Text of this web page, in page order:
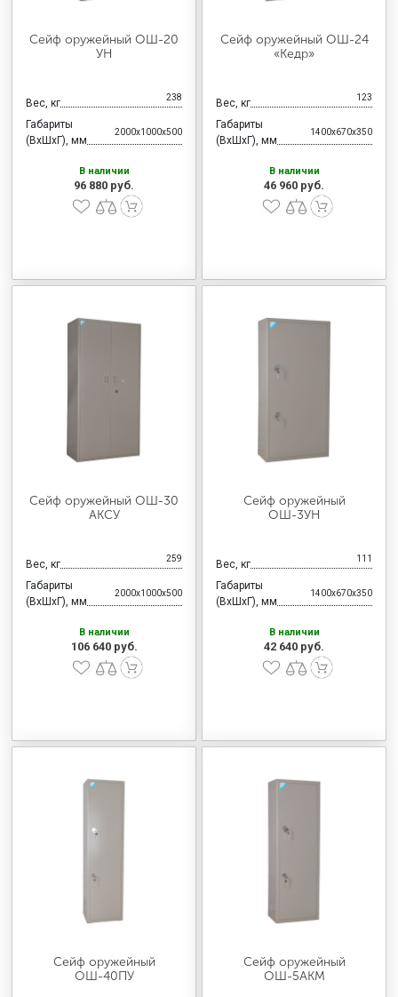
Сейф оружейный ОШ-20
УН
Вес, кг 238
Габариты
(ВхШхГ), мм
2000x1000x500
В наличии
96 880 руб.
Сейф оружейный ОШ-24
«Кедр»
Вес, кг 123
Габариты
(ВхШхГ), мм
1400x670x350
В наличии
46 960 руб.
Сейф оружейный ОШ-30
АКСУ
Вес, кг 259
Габариты
(ВхШхГ), мм
2000x1000x500
В наличии
106 640 руб.
Сейф оружейный
ОШ-3УН
Вес, кг 111
Габариты
(ВхШхГ), мм
1400x670x350
В наличии
42 640 руб.
Сейф оружейный
ОШ-40ПУ
Сейф оружейный
ОШ-5АКМ